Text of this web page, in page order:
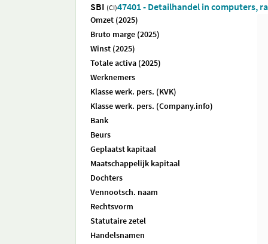
SBI (CI)47401 - Detailhandel in computers,
Omzet (2025)
Bruto marge (2025)
Winst (2025)
Totale activa (2025)
Werknemers
Klasse werk. pers. (KVK)
Klasse werk. pers. (Company.info)
Bank
Beurs
Geplaatst kapitaal
Maatschappelijk kapitaal
Dochters
Vennootsch. naam
Rechtsvorm
Statutaire zetel
Handelsnamen